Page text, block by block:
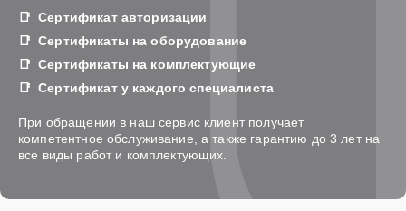
Сертификат авторизации
Сертификаты на оборудование
Сертификаты на комплектующие
Сертификат у каждого специалиста
При обращении в наш сервис клиент получает
компетентное обслуживание, а также гарантию до 3 лет на
все виды работ и комплектующих.